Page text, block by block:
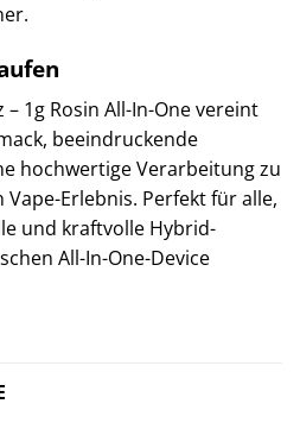
– 1g Rosin All-In-One vereint
beeindruckende
hochwertige Verarbeitung zu
Erlebnis. Perfekt für alle,
und kraftvolle Hybrid-
All-In-One-Device